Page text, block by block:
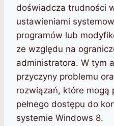
doświadcza trudności
ustawieniami
programów lub
ze względu na
administratora. W tym
przyczyny problemu
rozwiązań, które mogą
pełnego dostępu do
systemie Windows 8.